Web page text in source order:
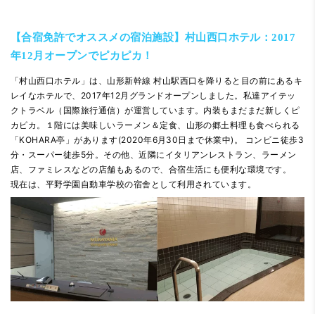
【合宿免許でオススメの宿泊施設】村山西口ホテル：2017
年12月オープンでピカピカ！
「村山西口ホテル」は、山形新幹線 村山駅西口を降りると目の前にあるキ
レイなホテルで、2017年12月グランドオープンしました。私達アイテッ
クトラベル（国際旅行通信）が運営しています。内装もまだまだ新しくピ
カピカ。１階には美味しいラーメン＆定食、山形の郷土料理も食べられる
「KOHARA亭」があります(2020年6月30日まで休業中)。 コンビニ徒歩3
分・スーパー徒歩5分。その他、近隣にイタリアンレストラン、ラーメン
店、ファミレスなどの店舗もあるので、合宿生活にも便利な環境です。
現在は、平野学園自動車学校の宿舎として利用されています。